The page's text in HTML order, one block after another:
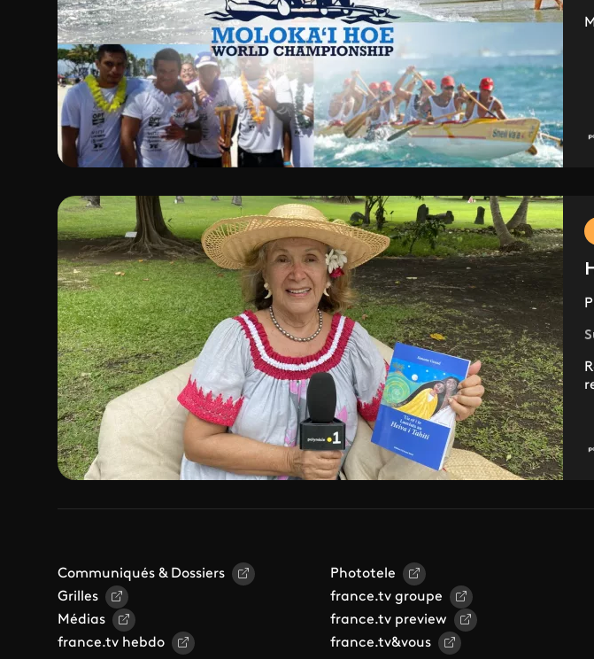
Communiqués & Dossiers
Grilles
Médias
france.tv hebdo
Phototele
france.tv groupe
france.tv preview
france.tv&vous